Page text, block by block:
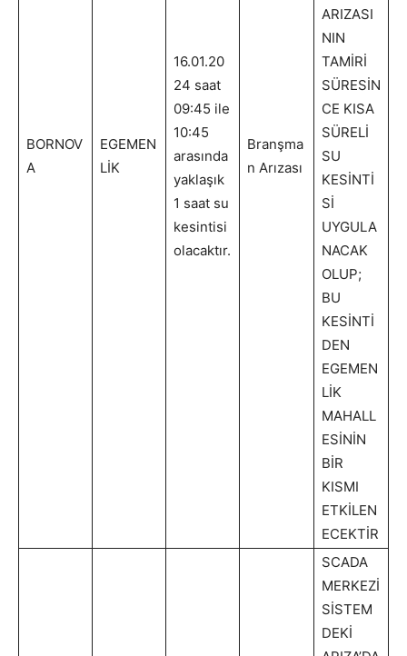
BORNOV
A
EGEMEN
LİK
16.01.20
24 saat
09:45 ile
10:45
arasında
yaklaşık
1 saat su
kesintisi
olacaktır.
Branşma
n Arızası
ARIZASI
NIN
TAMİRİ
SÜRESİN
CE KISA
SÜRELİ
SU
KESİNTİ
Sİ
UYGULA
NACAK
OLUP;
BU
KESİNTİ
DEN
EGEMEN
LİK
MAHALL
ESİNİN
BİR
KISMI
ETKİLEN
ECEKTİR
SCADA
MERKEZİ
SİSTEM
DEKİ